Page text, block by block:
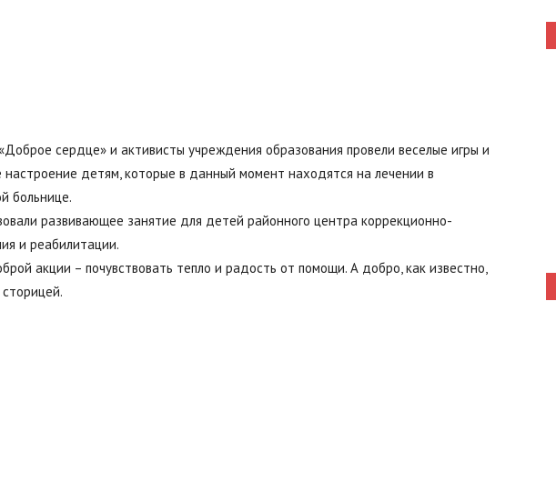
Кошелево
сердце» и активисты учреждения образования провели веселые игры и
настроение детям, которые в данный момент находятся на лечении в
больнице.
развивающее занятие для детей районного центра коррекционно-
и реабилитации.
акции – почувствовать тепло и радость от помощи. А добро, как известно,